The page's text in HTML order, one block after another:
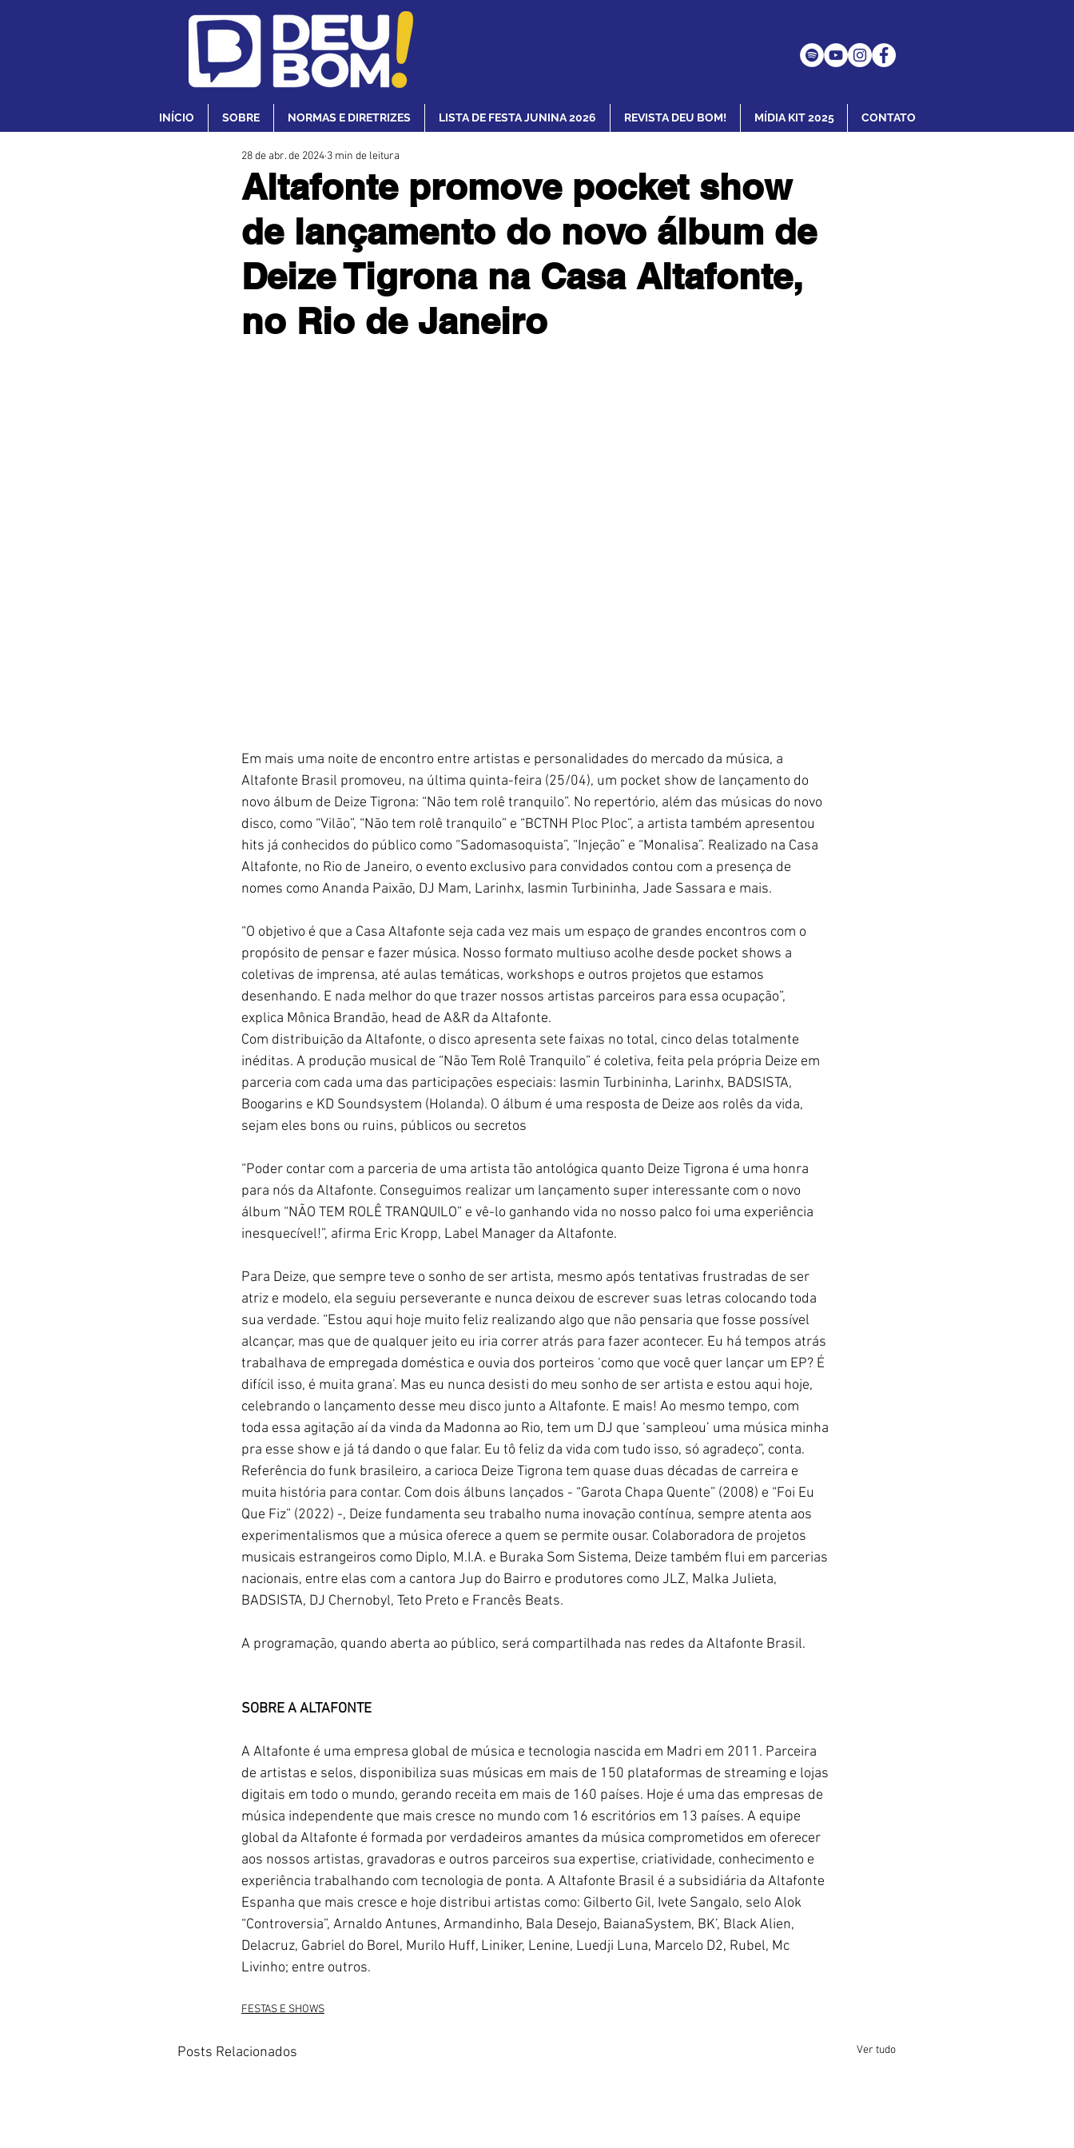
INÍCIO SOBRE NORMAS E DIRETRIZES LISTA DE FESTA JUNINA 2026 REVISTA DEU BOM! MÍDIA KIT 2025 CONTATO
Altafonte promove pocket show
de lançamento do novo álbum de
Deize Tigrona na Casa Altafonte,
no Rio de Janeiro
28 de abr. de 2024 3 min de leitura
Em mais uma noite de encontro entre artistas e personalidades do mercado da música, a
Altafonte Brasil promoveu, na última quinta-feira (25/04), um pocket show de lançamento do
novo álbum de Deize Tigrona: “Não tem rolê tranquilo”. No repertório, além das músicas do novo
disco, como “Vilão”, “Não tem rolê tranquilo” e “BCTNH Ploc Ploc”, a artista também apresentou
hits já conhecidos do público como “Sadomasoquista”, “Injeção” e “Monalisa”. Realizado na Casa
Altafonte, no Rio de Janeiro, o evento exclusivo para convidados contou com a presença de
nomes como Ananda Paixão, DJ Mam, Larinhx, Iasmin Turbininha, Jade Sassara e mais.
“O objetivo é que a Casa Altafonte seja cada vez mais um espaço de grandes encontros com o
propósito de pensar e fazer música. Nosso formato multiuso acolhe desde pocket shows a
coletivas de imprensa, até aulas temáticas, workshops e outros projetos que estamos
desenhando. E nada melhor do que trazer nossos artistas parceiros para essa ocupação”,
explica Mônica Brandão, head de A&R da Altafonte.
Com distribuição da Altafonte, o disco apresenta sete faixas no total, cinco delas totalmente
inéditas. A produção musical de “Não Tem Rolê Tranquilo” é coletiva, feita pela própria Deize em
parceria com cada uma das participações especiais: Iasmin Turbininha, Larinhx, BADSISTA,
Boogarins e KD Soundsystem (Holanda). O álbum é uma resposta de Deize aos rolês da vida,
sejam eles bons ou ruins, públicos ou secretos
“Poder contar com a parceria de uma artista tão antológica quanto Deize Tigrona é uma honra
para nós da Altafonte. Conseguimos realizar um lançamento super interessante com o novo
álbum “NÃO TEM ROLÊ TRANQUILO” e vê-lo ganhando vida no nosso palco foi uma experiência
inesquecível!”, afirma Eric Kropp, Label Manager da Altafonte.
Para Deize, que sempre teve o sonho de ser artista, mesmo após tentativas frustradas de ser
atriz e modelo, ela seguiu perseverante e nunca deixou de escrever suas letras colocando toda
sua verdade. “Estou aqui hoje muito feliz realizando algo que não pensaria que fosse possível
alcançar, mas que de qualquer jeito eu iria correr atrás para fazer acontecer. Eu há tempos atrás
trabalhava de empregada doméstica e ouvia dos porteiros ‘como que você quer lançar um EP? É
difícil isso, é muita grana’. Mas eu nunca desisti do meu sonho de ser artista e estou aqui hoje,
celebrando o lançamento desse meu disco junto a Altafonte. E mais! Ao mesmo tempo, com
toda essa agitação aí da vinda da Madonna ao Rio, tem um DJ que ‘sampleou’ uma música minha
pra esse show e já tá dando o que falar. Eu tô feliz da vida com tudo isso, só agradeço”, conta.
Referência do funk brasileiro, a carioca Deize Tigrona tem quase duas décadas de carreira e
muita história para contar. Com dois álbuns lançados - “Garota Chapa Quente” (2008) e “Foi Eu
Que Fiz” (2022) -, Deize fundamenta seu trabalho numa inovação contínua, sempre atenta aos
experimentalismos que a música oferece a quem se permite ousar. Colaboradora de projetos
musicais estrangeiros como Diplo, M.I.A. e Buraka Som Sistema, Deize também flui em parcerias
nacionais, entre elas com a cantora Jup do Bairro e produtores como JLZ, Malka Julieta,
BADSISTA, DJ Chernobyl, Teto Preto e Francês Beats.
A programação, quando aberta ao público, será compartilhada nas redes da Altafonte Brasil.
SOBRE A ALTAFONTE
A Altafonte é uma empresa global de música e tecnologia nascida em Madri em 2011. Parceira
de artistas e selos, disponibiliza suas músicas em mais de 150 plataformas de streaming e lojas
digitais em todo o mundo, gerando receita em mais de 160 países. Hoje é uma das empresas de
música independente que mais cresce no mundo com 16 escritórios em 13 países. A equipe
global da Altafonte é formada por verdadeiros amantes da música comprometidos em oferecer
aos nossos artistas, gravadoras e outros parceiros sua expertise, criatividade, conhecimento e
experiência trabalhando com tecnologia de ponta. A Altafonte Brasil é a subsidiária da Altafonte
Espanha que mais cresce e hoje distribui artistas como: Gilberto Gil, Ivete Sangalo, selo Alok
“Controversia”, Arnaldo Antunes, Armandinho, Bala Desejo, BaianaSystem, BK’, Black Alien,
Delacruz, Gabriel do Borel, Murilo Huff, Liniker, Lenine, Luedji Luna, Marcelo D2, Rubel, Mc
Livinho; entre outros.
FESTAS E SHOWS
Posts Relacionados Ver tudo